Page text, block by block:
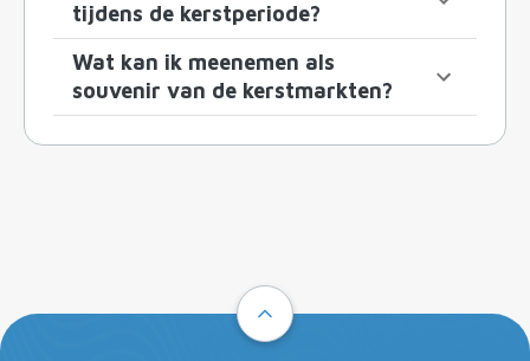
tijdens de kerstperiode?
Wat kan ik meenemen als
souvenir van de kerstmarkten?